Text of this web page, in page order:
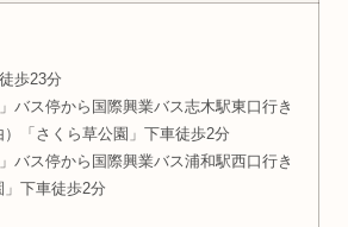
歩23分
バス停から国際興業バス志木駅東口行き
）「さくら草公園」下車徒歩2分
バス停から国際興業バス浦和駅西口行き
」下車徒歩2分